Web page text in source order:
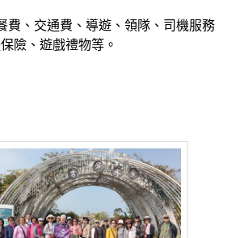
費、交通費、導遊、領隊、司機服務
險、遊戲禮物等。